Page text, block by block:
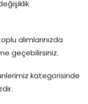
alımlarınızda
geçebilirsiniz.
kategorisinde